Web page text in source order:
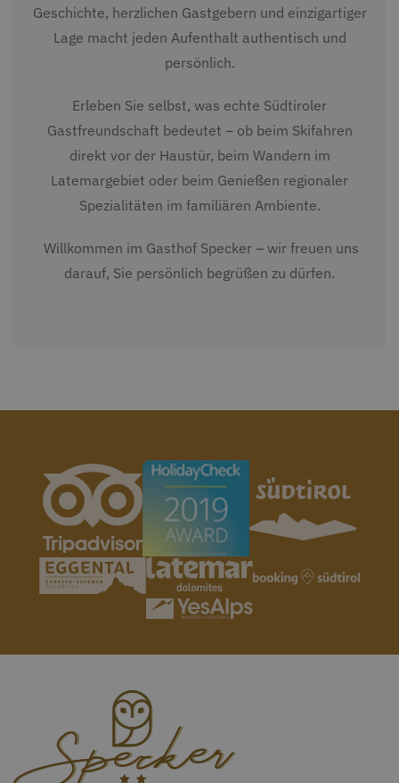
Geschichte, herzlichen Gastgebern und einzigartiger
Lage macht jeden Aufenthalt authentisch und
persönlich.
Erleben Sie selbst, was echte Südtiroler
Gastfreundschaft bedeutet – ob beim Skifahren
direkt vor der Haustür, beim Wandern im
Latemargebiet oder beim Genießen regionaler
Spezialitäten im familiären Ambiente.
Willkommen im Gasthof Specker – wir freuen uns
darauf, Sie persönlich begrüßen zu dürfen.